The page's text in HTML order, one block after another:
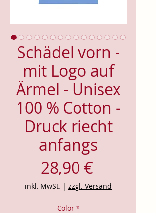
Schädel vorn -
mit Logo auf
Ärmel - Unisex
100 % Cotton -
Druck riecht
anfangs
28,90 €
inkl. MwSt. | zzgl. Versand
Color *